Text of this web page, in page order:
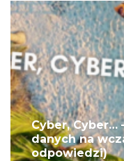
Cyber, Cyber…
danych na
odpowiedzi)